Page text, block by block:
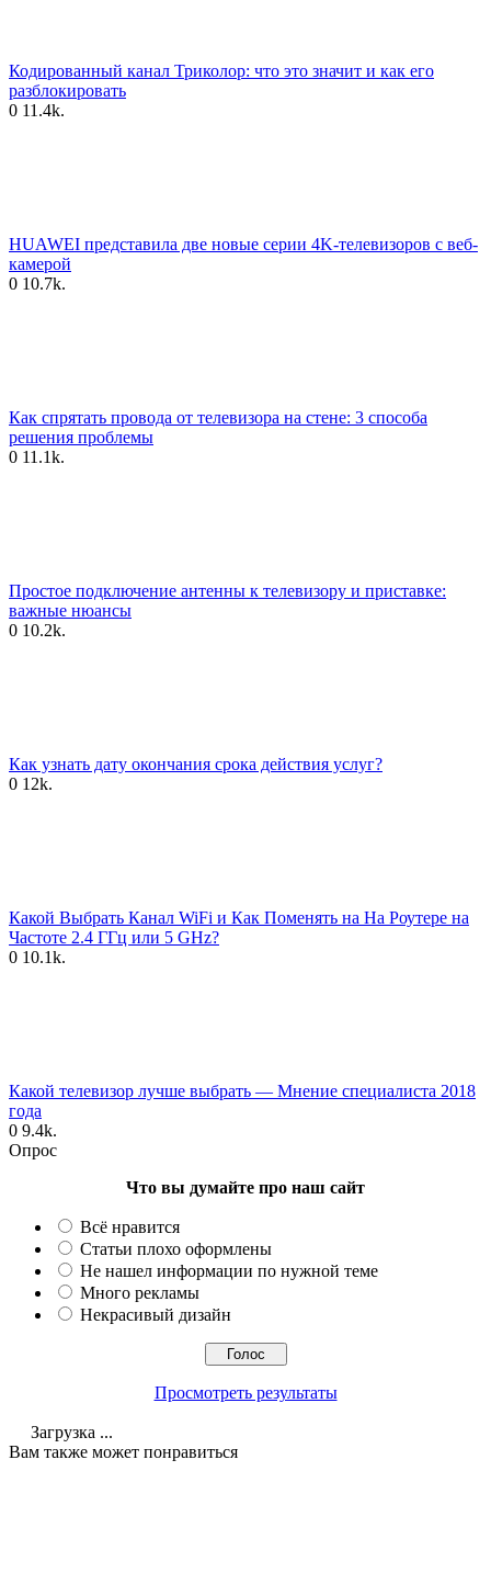
Кодированный канал Триколор: что это значит и как его
разблокировать
0 11.4k.
HUAWEI представила две новые серии 4K-телевизоров с веб-
камерой
0 10.7k.
Как спрятать провода от телевизора на стене: 3 способа
решения проблемы
0 11.1k.
Простое подключение антенны к телевизору и приставке:
важные нюансы
0 10.2k.
Как узнать дату окончания срока действия услуг?
0 12k.
Какой Выбрать Канал WiFi и Как Поменять на На Роутере на
Частоте 2.4 ГГц или 5 GHz?
0 10.1k.
Какой телевизор лучше выбрать — Мнение специалиста 2018
года
0 9.4k.
Опрос
Что вы думайте про наш сайт
Всё нравится
Статьи плохо оформлены
Не нашел информации по нужной теме
Много рекламы
Некрасивый дизайн
Просмотреть результаты
Загрузка ...
Вам также может понравиться